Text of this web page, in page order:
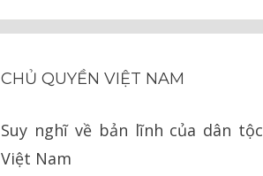
CHỦ QUYỀN VIỆT NAM
Suy nghĩ về bản lĩnh của dân tộc
Việt Nam